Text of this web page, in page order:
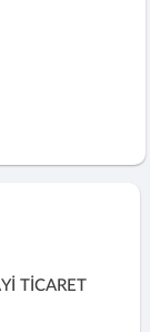
TİCARET